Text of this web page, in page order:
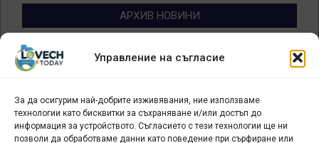
Управление на съгласие
За да осигурим най-добрите изживявания, ние използваме
технологии като бисквитки за съхраняване и/или достъп до
информация за устройството. Съгласието с тези технологии ще ни
позволи да обработваме данни като поведение при сърфиране или
АРХИВ НОВИНИ
Архив
новини
БИЗНЕС
Арт галерия "Мостове" – магазин за изкуство